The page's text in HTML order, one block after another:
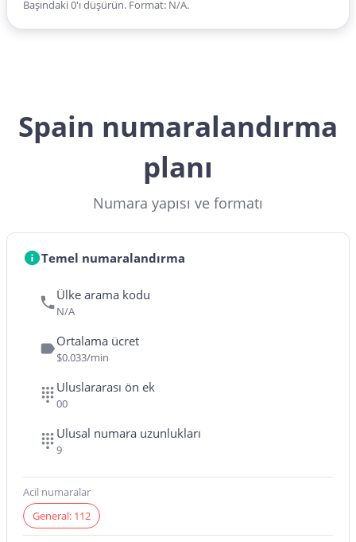
Başındaki 0'ı düşürün. Format: N/A.
Spain numaralandırma
planı
Numara yapısı ve formatı
Temel numaralandırma
Ülke arama kodu
N/A
Ortalama ücret
$0.033/min
Uluslararası ön ek
00
Ulusal numara uzunlukları
9
Acil numaralar
General: 112